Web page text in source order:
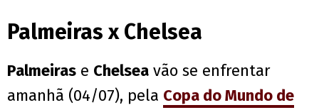
Palmeiras x Chelsea
Palmeiras e Chelsea vão se enfrentar
amanhã (04/07), pela Copa do Mundo de